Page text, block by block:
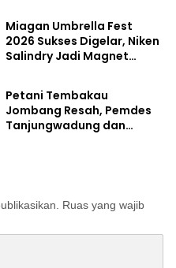
dengan Potensi Desa
Miagan Umbrella Fest
2026 Sukses Digelar, Niken
Salindry Jadi Magnet
Pemerintahan
Petani Tembakau
Jombang Resah, Pemdes
Tanjungwadung dan
Ruas yang wajib